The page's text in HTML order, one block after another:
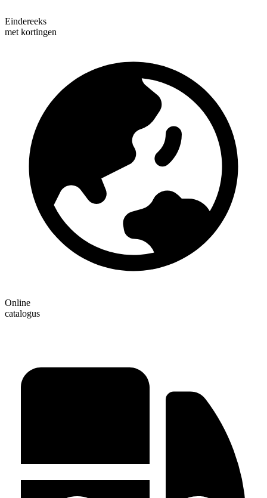
Eindereeks
met kortingen
Online
catalogus